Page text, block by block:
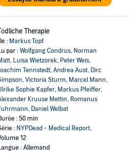
Therapie
: Markus Topf
par :Wolfgang Condrus, Norman
, Luisa Wietzorek, Peter Weis,
Tennstedt,Andrea Aust, Dirc
,Victoria Sturm, Marcel Mann,
Sophie Kapfer, Markus Pfeiffer,
Kruuse Mettin, Romanus
, Daniel Welbat
: 50 min
: NYPDead - Medical Report,
12
: Allemand